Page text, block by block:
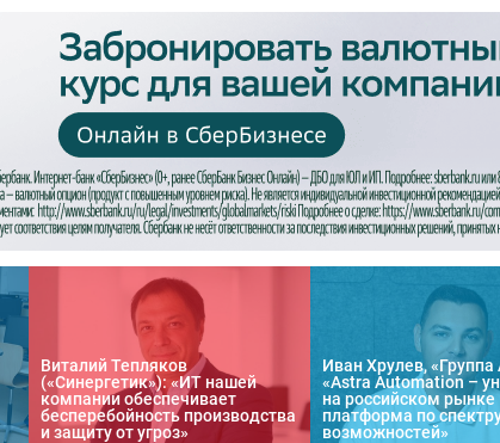
Виталий Тепляков
(«Синергетик»): «ИТ нашей
компании обеспечивает
бесперебойность производства
и защиту от угроз»
Иван Хрулев, «Группа
«Astra Automation –
на российском рынке
платформа по
возможностей»